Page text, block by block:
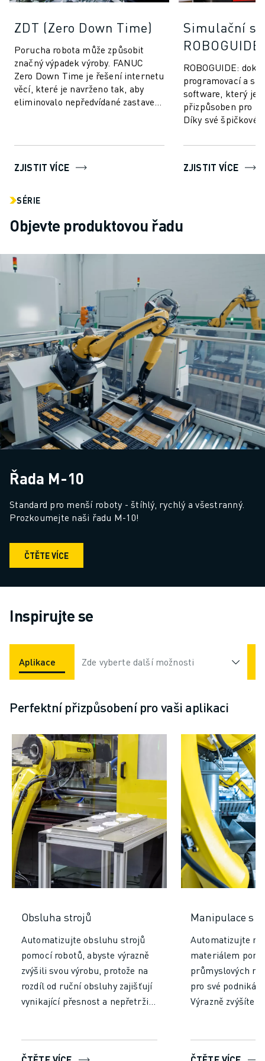
ZDT (Zero Down Time)
Porucha robota může způsobit
značný výpadek výroby. FANUC
Zero Down Time je řešení internetu
věcí, které je navrženo tak, aby
eliminovalo nepředvídané zastavení
ZJISTIT VÍCE
Simulační
ROBOGUIDE
ROBOGUIDE:
programovací a
software, který je
přizpůsoben pro
Díky své špičkové
snadno vytvářet,
ZJISTIT VÍCE
SÉRIE
Objevte produktovou řadu
Řada M-10
Standard pro menší roboty - štíhlý, rychlý a všestranný.
Prozkoumejte naši řadu M-10!
ČTĚTE VÍCE
Inspirujte se
Aplikace Odvětví
Zde vyberte další možnosti
Perfektní přizpůsobení pro vaši aplikaci
Obsluha strojů
Automatizujte obsluhu strojů
pomocí robotů, abyste výrazně
zvýšili svou výrobu, protože na
rozdíl od ruční obsluhy zajišťují
vynikající přesnost a nepřetržitý
Manipulace s
Automatizujte
materiálem
průmyslových
pro své
Výrazně zvýšíte